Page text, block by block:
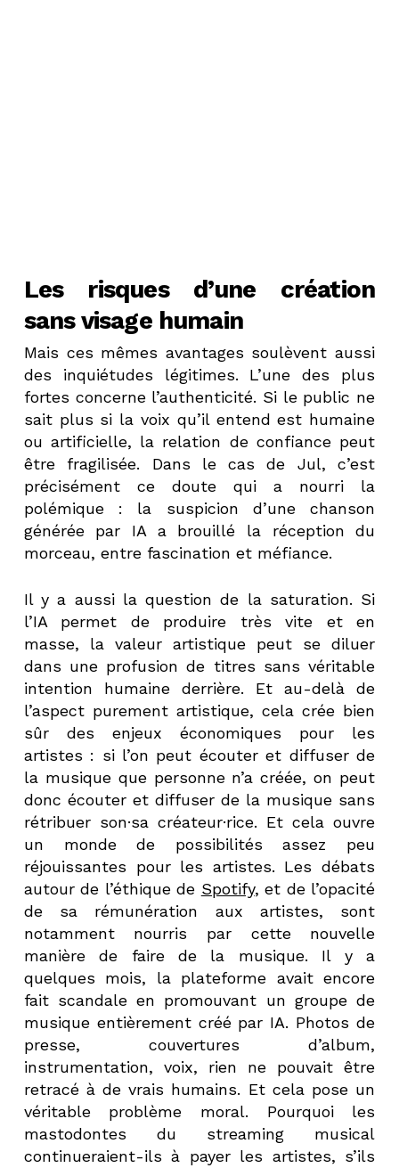
Les risques d’une création
sans visage humain
Mais ces mêmes avantages soulèvent aussi
des inquiétudes légitimes. L’une des plus
fortes concerne l’authenticité. Si le public ne
sait plus si la voix qu’il entend est humaine
ou artificielle, la relation de confiance peut
être fragilisée. Dans le cas de Jul, c’est
précisément ce doute qui a nourri la
polémique : la suspicion d’une chanson
générée par IA a brouillé la réception du
morceau, entre fascination et méfiance.
Il y a aussi la question de la saturation. Si
l’IA permet de produire très vite et en
masse, la valeur artistique peut se diluer
dans une profusion de titres sans véritable
intention humaine derrière. Et au-delà de
l’aspect purement artistique, cela crée bien
sûr des enjeux économiques pour les
artistes : si l’on peut écouter et diffuser de
la musique que personne n’a créée, on peut
donc écouter et diffuser de la musique sans
rétribuer son·sa créateur·rice. Et cela ouvre
un monde de possibilités assez peu
réjouissantes pour les artistes. Les débats
autour de l’éthique de Spotify, et de l’opacité
de sa rémunération aux artistes, sont
notamment nourris par cette nouvelle
manière de faire de la musique. Il y a
quelques mois, la plateforme avait encore
fait scandale en promouvant un groupe de
musique entièrement créé par IA. Photos de
presse, couvertures d’album,
instrumentation, voix, rien ne pouvait être
retracé à de vrais humains. Et cela pose un
véritable problème moral. Pourquoi les
mastodontes du streaming musical
continueraient-ils à payer les artistes, s’ils